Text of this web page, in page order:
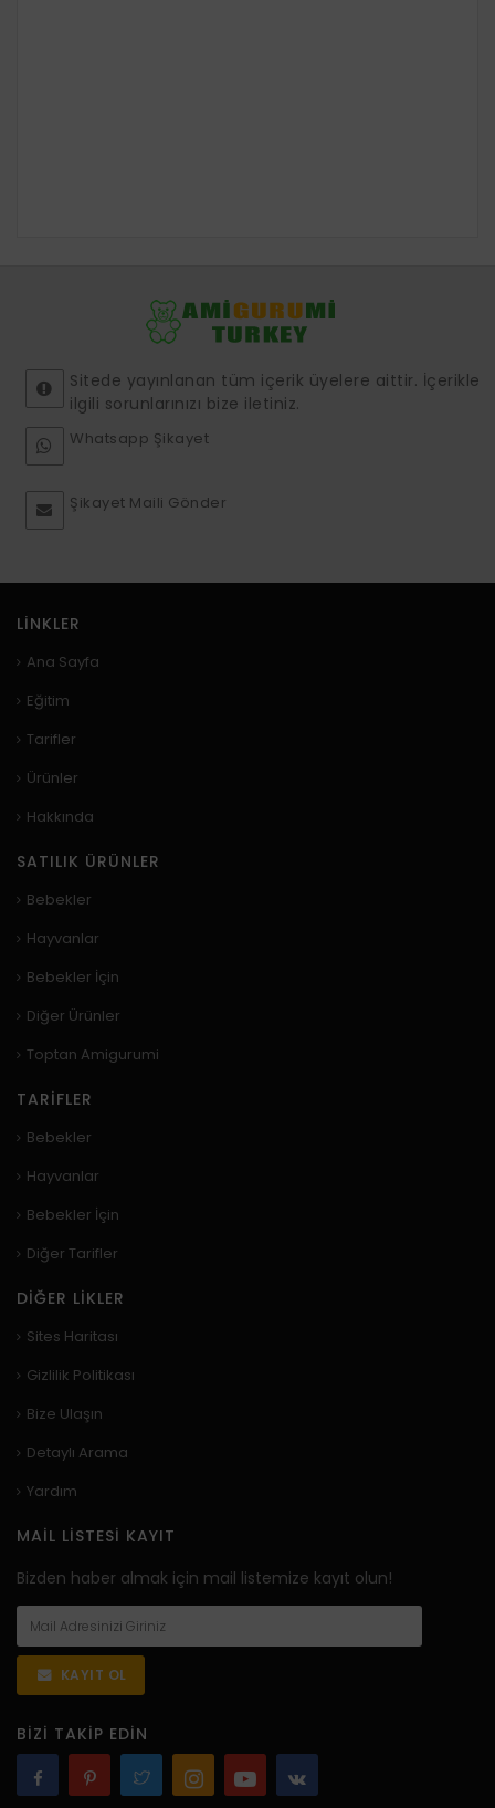
Sitede yayınlanan tüm içerik üyelere aittir. İçerikle
ilgili sorunlarınızı bize iletiniz.
Whatsapp Şikayet
Şikayet Maili Gönder
LINKLER
Ana Sayfa
Eğitim
Tarifler
Ürünler
Hakkında
SATILIK ÜRÜNLER
Bebekler
Hayvanlar
Bebekler İçin
Diğer Ürünler
Toptan Amigurumi
TARIFLER
Bebekler
Hayvanlar
Bebekler İçin
Diğer Tarifler
DIĞER LIKLER
Sites Haritası
Gizlilik Politikası
Bize Ulaşın
Detaylı Arama
Yardım
MAIL LISTESI KAYIT
Bizden haber almak için mail listemize kayıt olun!
KAYIT OL
BIZI TAKIP EDIN